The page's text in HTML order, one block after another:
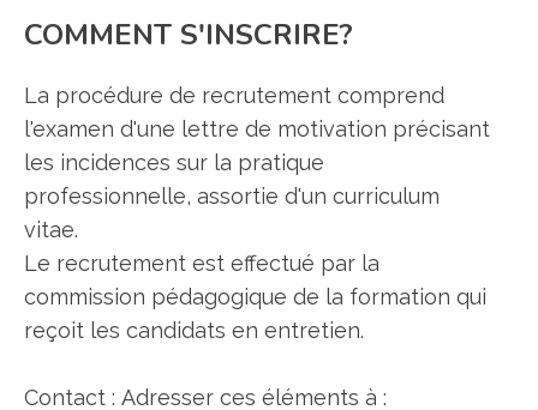
COMMENT S'INSCRIRE?
La procédure de recrutement comprend
l'examen d'une lettre de motivation précisant
les incidences sur la pratique
professionnelle, assortie d'un curriculum
vitae.
Le recrutement est effectué par la
commission pédagogique de la formation qui
reçoit les candidats en entretien.
Contact : Adresser ces éléments à :